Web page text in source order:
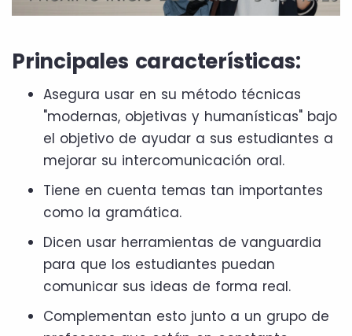
Principales características:
Asegura usar en su método técnicas
"modernas, objetivas y humanísticas" bajo
el objetivo de ayudar a sus estudiantes a
mejorar su intercomunicación oral.
Tiene en cuenta temas tan importantes
como la gramática.
Dicen usar herramientas de vanguardia
para que los estudiantes puedan
comunicar sus ideas de forma real.
Complementan esto junto a un grupo de